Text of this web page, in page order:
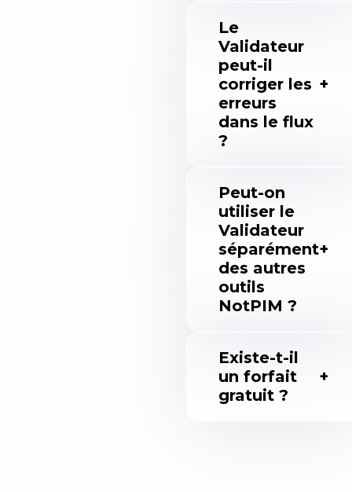
Le
Validateur
peut-il
corriger les
erreurs
dans le flux
?
Peut-on
utiliser le
Validateur
séparément
des autres
outils
NotPIM ?
Existe-t-il
un forfait
gratuit ?